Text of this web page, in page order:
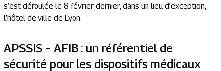
s’est déroulée le 8 février dernier, dans un lieu d’exception,
l’hôtel de ville de Lyon.
APSSIS – AFIB : un référentiel de
sécurité pour les dispositifs médicaux